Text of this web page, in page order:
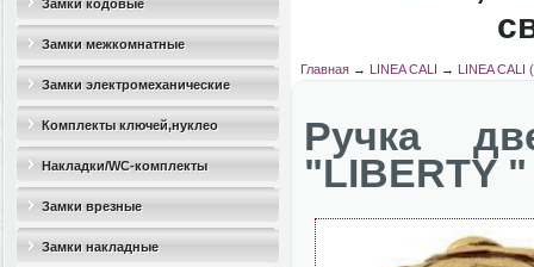
Замки кодовые
Замки межкомнатные
Замки электромеханические
Комплекты ключей,нуклео
Накладки/WC-комплекты
Замки врезные
Замки накладные
Главная→ LINEA CALI → LINEA CALI
Ручка
"LIBERTY "